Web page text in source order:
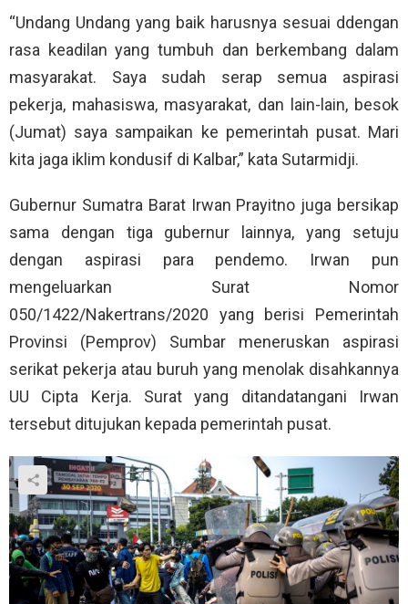
“Undang Undang yang baik harusnya sesuai ddengan
rasa keadilan yang tumbuh dan berkembang dalam
masyarakat. Saya sudah serap semua aspirasi
pekerja, mahasiswa, masyarakat, dan lain-lain, besok
(Jumat) saya sampaikan ke pemerintah pusat. Mari
kita jaga iklim kondusif di Kalbar,” kata Sutarmidji.
Gubernur Sumatra Barat Irwan Prayitno juga bersikap
sama dengan tiga gubernur lainnya, yang setuju
dengan aspirasi para pendemo. Irwan pun
mengeluarkan Surat Nomor
050/1422/Nakertrans/2020 yang berisi Pemerintah
Provinsi (Pemprov) Sumbar meneruskan aspirasi
serikat pekerja atau buruh yang menolak disahkannya
UU Cipta Kerja. Surat yang ditandatangani Irwan
tersebut ditujukan kepada pemerintah pusat.